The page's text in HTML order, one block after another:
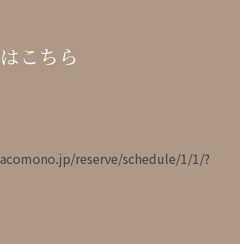
こちら
reserve/schedule/1/1/?